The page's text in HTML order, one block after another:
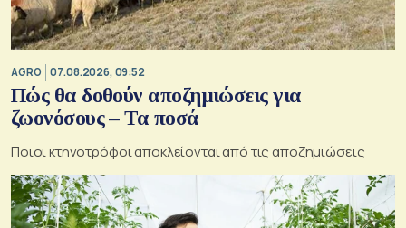
AGRO 07.08.2026, 09:52
Πώς θα δοθούν αποζημιώσεις για
ζωονόσους – Τα ποσά
Ποιοι κτηνοτρόφοι αποκλείονται από τις αποζημιώσεις